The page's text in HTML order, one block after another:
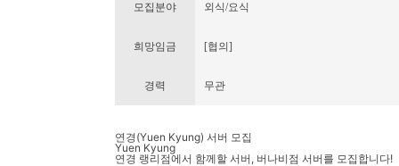
모집분야 외식/요식
희망임금 [협의]
경력 무관
연경(Yuen Kyung) 서버 모집
Yuen Kyung
연경 랭리점에서 함께할 서버, 버나비점 서버를 모집합니다!